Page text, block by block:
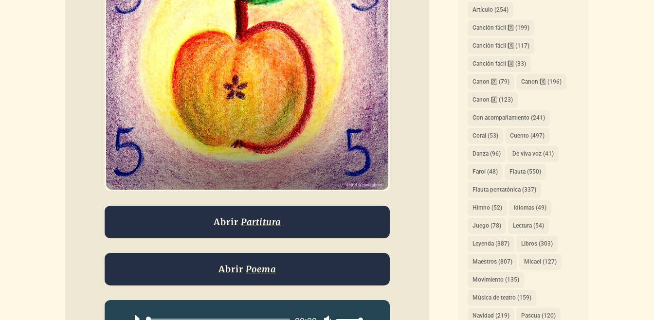
AbrirPartitura
AbrirPoema
Artículo(254)
Canción fácil 2️⃣ (199)
Canción fácil 3️⃣ (117)
Canción fácil 4️⃣ (33)
Canon 2️⃣ (79) Canon 3️⃣ (196)
Canon 4️⃣ (123)
Con acompañamiento(241)
Coral (53) Cuento(497)
Danza(96) De viva voz(41)
Farol (48) Flauta(550)
Flauta pentatónica(337)
Himno(52) Idiomas(49)
Juego(78) Lectura(54)
Leyenda(387) Libros(303)
Maestros(807) Micael (127)
Movimiento(135)
Música de teatro(159)
Navidad (219) Pascua(120)